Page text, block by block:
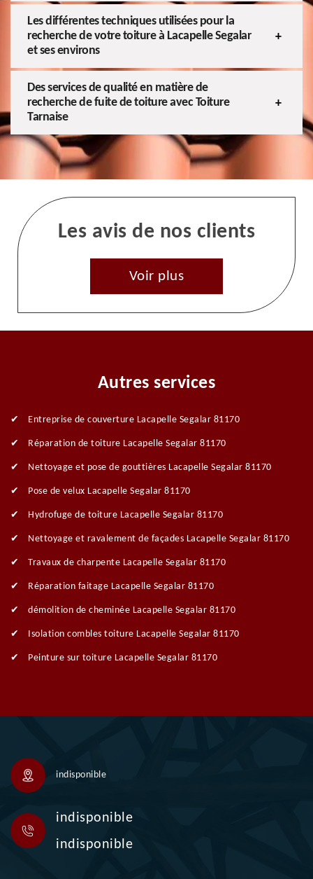
Les différentes techniques utilisées pour la
recherche de votre toiture à Lacapelle Segalar
et ses environs
Des services de qualité en matière de
recherche de fuite de toiture avec Toiture
Tarnaise
Les avis de nos clients
Voir plus
Autres services
Entreprise de couverture Lacapelle Segalar 81170
Réparation de toiture Lacapelle Segalar 81170
Nettoyage et pose de gouttières Lacapelle Segalar 81170
Pose de velux Lacapelle Segalar 81170
Hydrofuge de toiture Lacapelle Segalar 81170
Nettoyage et ravalement de façades Lacapelle Segalar 81170
Travaux de charpente Lacapelle Segalar 81170
Réparation faitage Lacapelle Segalar 81170
démolition de cheminée Lacapelle Segalar 81170
Isolation combles toiture Lacapelle Segalar 81170
Peinture sur toiture Lacapelle Segalar 81170
indisponible
indisponible
indisponible